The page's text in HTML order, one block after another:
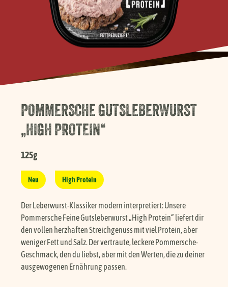
Presse
Service
POMMERSCHE GUTSLEBERWURST
„HIGH PROTEIN“
125g
Neu High Protein
Der Leberwurst-Klassiker modern interpretiert: Unsere
Pommersche Feine Gutsleberwurst „High Protein“ liefert dir
den vollen herzhaften Streichgenuss mit viel Protein, aber
weniger Fett und Salz. Der vertraute, leckere Pommersche-
Geschmack, den du liebst, aber mit den Werten, die zu deiner
ausgewogenen Ernährung passen.